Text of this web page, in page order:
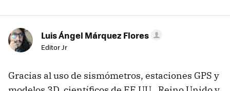
Luis Ángel Márquez Flores
Editor Jr
Gracias al uso de sismómetros, estaciones GPS y